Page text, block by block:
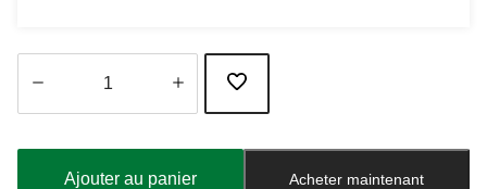
Ajouter au panier Acheter maintenant